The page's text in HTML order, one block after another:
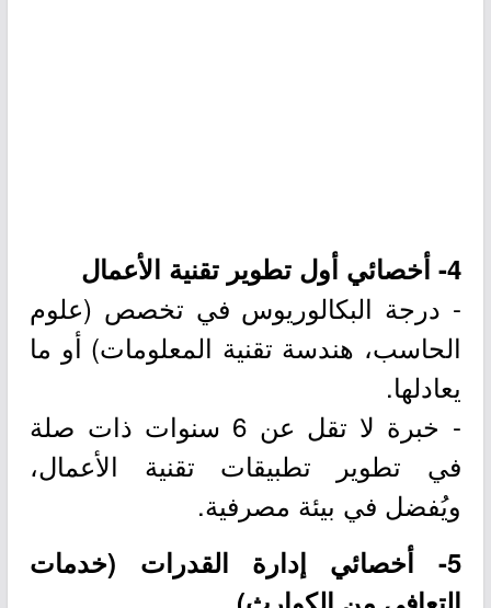
4- أخصائي أول تطوير تقنية الأعمال
- درجة البكالوريوس في تخصص (علوم
الحاسب، هندسة تقنية المعلومات) أو ما
يعادلها.
- خبرة لا تقل عن 6 سنوات ذات صلة
في تطوير تطبيقات تقنية الأعمال،
ويُفضل في بيئة مصرفية.
5- أخصائي إدارة القدرات (خدمات